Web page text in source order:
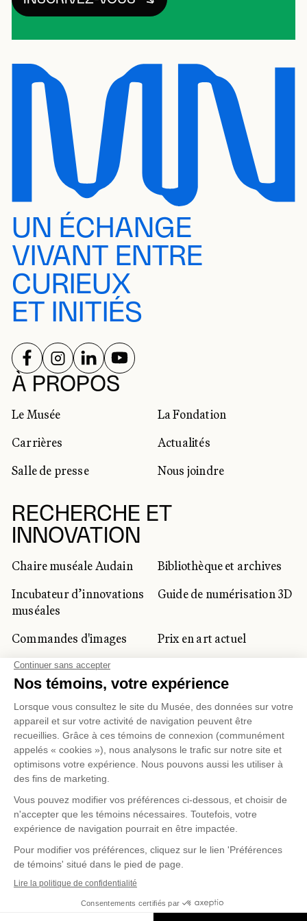
UN ÉCHANGE
VIVANT ENTRE
CURIEUX
ET INITIÉS
À PROPOS
Le Musée
La Fondation
Carrières
Actualités
Salle de presse
Nous joindre
RECHERCHE ET
INNOVATION
Chaire muséale Audain
Bibliothèque et archives
Incubateur d’innovations
muséales
Guide de numérisation 3D
Commandes d'images
Prix en art actuel
Prix Lynne-Cohen
CLIENTÈLE CORPORATIVE
ET PRIVÉE
Location d'espaces
Activités corporatives
professionnels du
tourisme
RÉSEAUX SOCIAUX
SUIVEZ-NOUS SUR
SUIVEZ-NOUS SUR
SUIVEZ-NOUS SUR
SUIVEZ-NOUS SUR
Gestion des témoinsPolitique de confidentialité
Conditions d'utilisation Politique d'achat en ligne
© 2026 MUSÉE NATIONAL DES BEAUX-ARTS DU